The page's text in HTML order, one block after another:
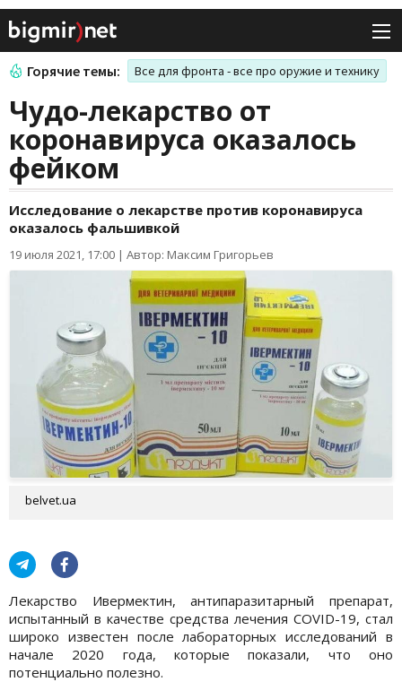
Горячие темы: Все для фронта - все про оружие и технику
Чудо-лекарство от
коронавируса оказалось
фейком
Исследование о лекарстве против коронавируса
оказалось фальшивкой
19 июля 2021, 17:00 | Автор: Максим Григорьев
belvet.ua
Лекарство Ивермектин, антипаразитарный препарат,
испытанный в качестве средства лечения COVID-19, стал
широко известен после лабораторных исследований в
начале 2020 года, которые показали, что оно
потенциально полезно.